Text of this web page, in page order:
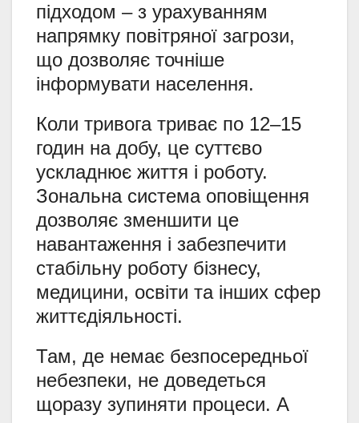
підходом – з урахуванням
напрямку повітряної загрози,
що дозволяє точніше
інформувати населення.
Коли тривога триває по 12–15
годин на добу, це суттєво
ускладнює життя і роботу.
Зональна система оповіщення
дозволяє зменшити це
навантаження і забезпечити
стабільну роботу бізнесу,
медицини, освіти та інших сфер
життєдіяльності.
Там, де немає безпосередньої
небезпеки, не доведеться
щоразу зупиняти процеси. А